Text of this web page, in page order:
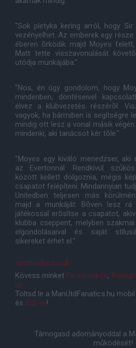
"Sok pletyka kering arról, hogy
vezényelhet. Az emberek egy
éberen õrködik majd Moyes
Matt tette visszavonulását
utódja munkájába."
"Nos, én úgy gondolom, hogy
mindenben, döntéseivel
élvez a klubvezetés részérõl.
vagyok, ha bármiben is segítségre
mindig ott lesz a vonal másik
mindenki, aki tanácsot kér tõle."
"Moyes egy kiváló menedzser,
az Evertonnál. Rendkívül
között kellett dolgoznia, mégis
csapatot felépíteni. Mindannyian
Unitedben teljesen más
majd a munkáját. Bõven lesz
játékossal erõsítse a csapatot,
klubba cseppent, melyben
elgondolásaival és saját
sikereket érhet el."
sportsvibe.co.uk
Kövess minket Facebookon,
is!
Töltsd le a ManUtdFanatics.hu
és iOS-re!
Támogasd adományoddal a
működését!